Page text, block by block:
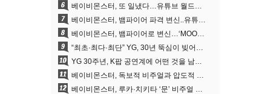
6 베이비몬스터, 또 일냈다…유튜브 월드와이드 1위
7 베이비몬스터, 뱀파이어 파격 변신..유튜브 트렌딩 1위 직행
8 베이비몬스터, 뱀파이어로 변신…‘MOON’으로 찍은 3개월 프로젝트
9 “최초·최다·최단” YG, 30년 뚝심이 빚어낸 K팝 투어의 새 지평
10 YG 30주년, K팝 공연계에 어떤 것을 남겼나
11 베이비몬스터, 독보적 비주얼과 압도적 소화력..’MOON’
12 베이비몬스터, 루카·치키타 ‘문’ 비주얼 공개…절제된 카리스마·유니크 비주얼